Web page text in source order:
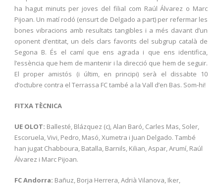
ha hagut minuts per joves del filial com Raúl Álvarez o Marc
Pijoan. Un matí rodó (ensurt de Delgado a part) per refermar les
bones vibracions amb resultats tangibles i a més davant d’un
oponent d’entitat, un dels clars favorits del subgrup català de
Segona B. És el camí que ens agrada i que ens identifica,
l’essència que hem de mantenir i la direcció que hem de seguir.
El proper amistós (i últim, en principi) serà el dissabte 10
d’octubre contra el Terrassa FC també a la Vall d’en Bas. Som-hi!
FITXA TÈCNICA
UE OLOT: Ballesté, Blázquez (c), Alan Baró, Carles Mas, Soler,
Escoruela, Vivi, Pedro, Masó, Xumetra i Juan Delgado. També
han jugat Chabboura, Batalla, Barnils, Kilian, Aspar, Arumí, Raúl
Álvarez i Marc Pijoan.
FC Andorra: Bañuz, Borja Herrera, Adrià Vilanova, Iker,